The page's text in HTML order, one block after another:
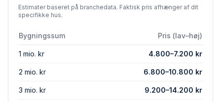
Estimater baseret på branchedata. Faktisk pris afhænger af dit
specifikke hus.
Bygningssum Pris (lav–høj)
1 mio. kr 4.800–7.200 kr
2 mio. kr 6.800–10.800 kr
3 mio. kr 9.200–14.200 kr